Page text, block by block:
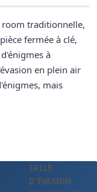
room traditionnelle,
fermée à clé,
à
en plein air
mais
SALLE
D'ÉVASION